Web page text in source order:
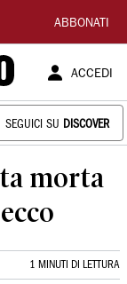
ABBONATI
ACCEDI
SEGUICI SU DISCOVER
morta
1 MINUTI DI LETTURA